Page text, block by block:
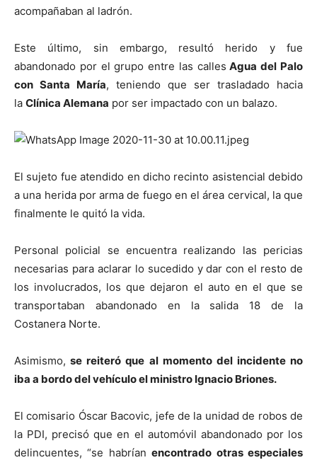
acompañaban al ladrón.
Este último, sin embargo, resultó herido y fue
abandonado por el grupo entre las calles Agua del Palo
con Santa María, teniendo que ser trasladado hacia
la Clínica Alemana por ser impactado con un balazo.
El sujeto fue atendido en dicho recinto asistencial debido
a una herida por arma de fuego en el área cervical, la que
finalmente le quitó la vida.
Personal policial se encuentra realizando las pericias
necesarias para aclarar lo sucedido y dar con el resto de
los involucrados, los que dejaron el auto en el que se
transportaban abandonado en la salida 18 de la
Costanera Norte.
Asimismo, se reiteró que al momento del incidente no
iba a bordo del vehículo el ministro Ignacio Briones.
El comisario Óscar Bacovic, jefe de la unidad de robos de
la PDI, precisó que en el automóvil abandonado por los
delincuentes, “se habríanencontrado otras especiales